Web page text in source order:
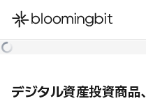
한국어
デジタル資産投資商品、